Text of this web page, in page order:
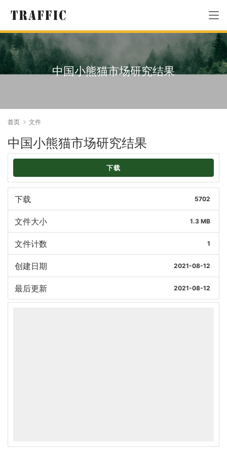
中国小熊猫市场研究结果
首页 文件
中国小熊猫市场研究结果
下载
下载 5702
文件大小 1.3 MB
文件计数 1
创建日期 2021-08-12
最后更新 2021-08-12